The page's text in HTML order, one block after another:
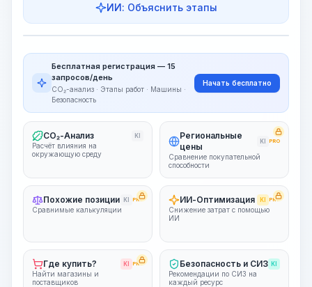
ИИ: Объяснить этапы
Этапы работ
~15-30 Sek.
Бесплатная регистрация — 15
запросов/день
CO₂-анализ · Этапы работ · Машины ·
Безопасность
Начать бесплатно
CO₂-Анализ KI
Расчёт влияния на
окружающую среду
Региональные
цены
KI PRO
Сравнение покупательной
способности
Похожие позиции KI PRO
Сравнимые калькуляции
ИИ-Оптимизация KI PRO
Снижение затрат с помощью
ИИ
Где купить? KI PRO
Найти магазины и
поставщиков
Безопасность и СИЗ KI
Рекомендации по СИЗ на
каждый ресурс